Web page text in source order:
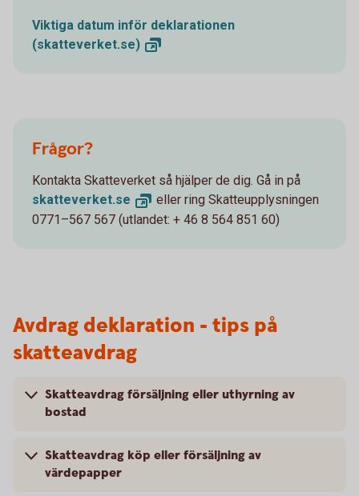
Viktiga datum inför deklarationen
(skatteverket.se)
Frågor?
Kontakta Skatteverket så hjälper de dig. Gå in på
skatteverket.se
eller ring Skatteupplysningen
0771–567 567 (utlandet: + 46 8 564 851 60)
Avdrag deklaration - tips på
skatteavdrag
Skatteavdrag försäljning eller uthyrning av
bostad
Skatteavdrag köp eller försäljning av
värdepapper